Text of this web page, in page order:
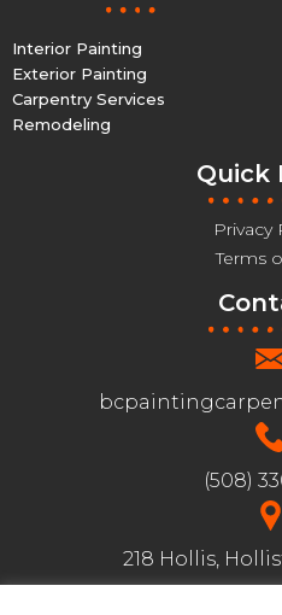
Interior Painting
Exterior Painting
Carpentry Services
Remodeling
Quick
Privacy
Terms
(508)
218 Hollis,